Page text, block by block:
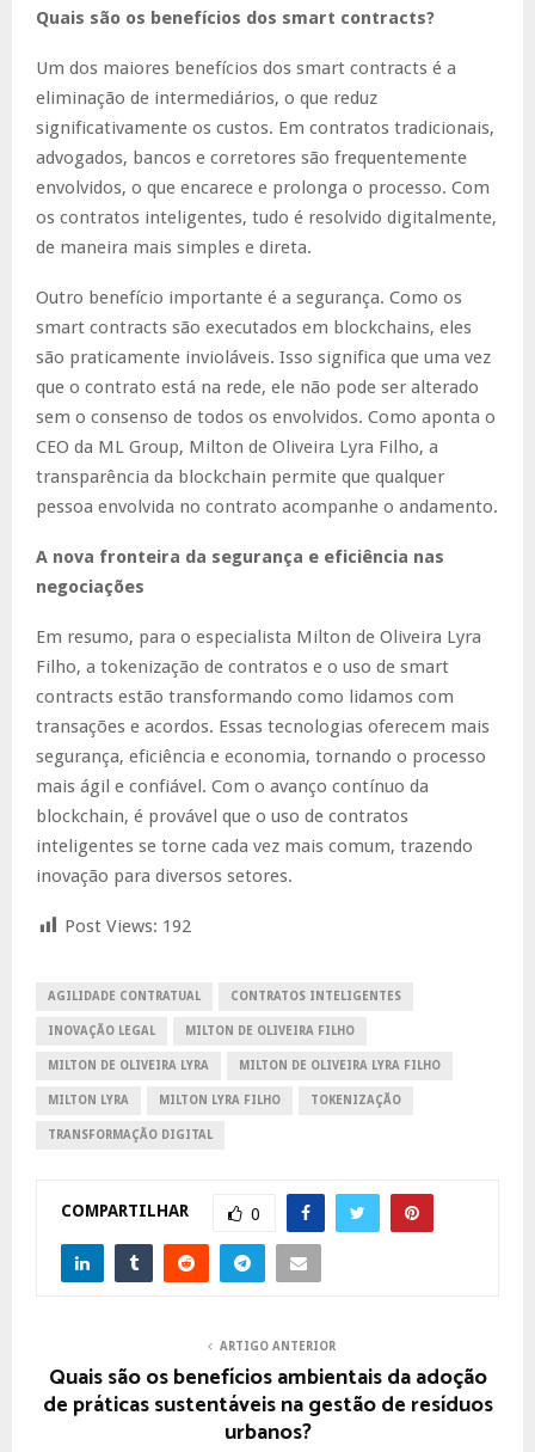
Quais são os benefícios dos smart contracts?
Um dos maiores benefícios dos smart contracts é a
eliminação de intermediários, o que reduz
significativamente os custos. Em contratos tradicionais,
advogados, bancos e corretores são frequentemente
envolvidos, o que encarece e prolonga o processo. Com
os contratos inteligentes, tudo é resolvido digitalmente,
de maneira mais simples e direta.
Outro benefício importante é a segurança. Como os
smart contracts são executados em blockchains, eles
são praticamente invioláveis. Isso significa que uma vez
que o contrato está na rede, ele não pode ser alterado
sem o consenso de todos os envolvidos. Como aponta o
CEO da ML Group, Milton de Oliveira Lyra Filho, a
transparência da blockchain permite que qualquer
pessoa envolvida no contrato acompanhe o andamento.
A nova fronteira da segurança e eficiência nas
negociações
Em resumo, para o especialista Milton de Oliveira Lyra
Filho, a tokenização de contratos e o uso de smart
contracts estão transformando como lidamos com
transações e acordos. Essas tecnologias oferecem mais
segurança, eficiência e economia, tornando o processo
mais ágil e confiável. Com o avanço contínuo da
blockchain, é provável que o uso de contratos
inteligentes se torne cada vez mais comum, trazendo
inovação para diversos setores.
Post Views: 192
AGILIDADE CONTRATUAL CONTRATOS INTELIGENTES
INOVAÇÃO LEGAL MILTON DE OLIVEIRA FILHO
MILTON DE OLIVEIRA LYRA MILTON DE OLIVEIRA LYRA FILHO
MILTON LYRA MILTON LYRA FILHO TOKENIZAÇÃO
TRANSFORMAÇÃO DIGITAL
COMPARTILHAR 0
ARTIGO ANTERIOR
Quais são os benefícios ambientais da adoção
de práticas sustentáveis na gestão de resíduos
urbanos?